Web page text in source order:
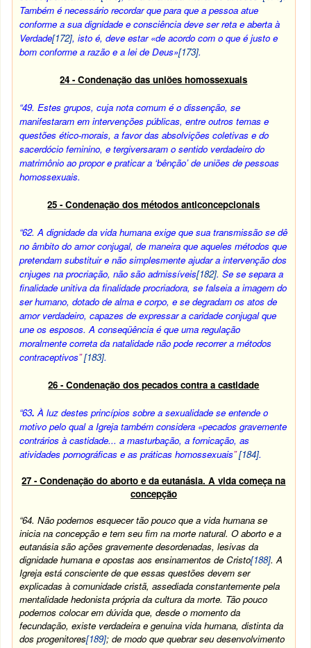
Também é necessário recordar que para que a pessoa atue
conforme a sua dignidade e consciência deve ser reta e aberta à
Verdade[172], isto é, deve estar «de acordo com o que é justo e
bom conforme a razão e a lei de Deus»[173].
24 - Condenação das uniões homossexuais
“49. Estes grupos, cuja nota comum é o dissenção, se
manifestaram em intervenções públicas, entre outros temas e
questões ético-morais, a favor das absolvições coletivas e do
sacerdócio feminino, e tergiversaram o sentido verdadeiro do
matrimônio ao propor e praticar a ‘bênção’ de uniões de pessoas
homossexuais.
25 - Condenação dos métodos anticoncepcionais
“62. A dignidade da vida humana exige que sua transmissão se dê
no âmbito do amor conjugal, de maneira que aqueles métodos que
pretendam substituir e não simplesmente ajudar a intervenção dos
cnjuges na procriação, não são admissíveis[182]. Se se separa a
finalidade unitiva da finalidade procriadora, se falseia a imagem do
ser humano, dotado de alma e corpo, e se degradam os atos de
amor verdadeiro, capazes de expressar a caridade conjugal que
une os esposos. A conseqüência é que uma regulação
moralmente correta da natalidade não pode recorrer a métodos
contraceptivos”[183].
26 - Condenação dos pecados contra a castidade
“63.À luz destes princípios sobre a sexualidade se entende o
motivo pelo qual a Igreja também considera «pecados gravemente
contrários à castidade... a masturbação, a fornicação, as
atividades pornográficas e as práticas homossexuais”[184].
27 - Condenação do aborto e da eutanásia. A vida começa na
concepção
“64. Não podemos esquecer tão pouco que a vida humana se
inicia na concepção e tem seu fim na morte natural. O aborto e a
eutanásia são ações gravemente desordenadas, lesivas da
dignidade humana e opostas aos ensinamentos de Cristo[188]. A
Igreja está consciente de que essas questões devem ser
explicadas à comunidade cristã, assediada constantemente pela
mentalidade hedonista própria da cultura da morte. Tão pouco
podemos colocar em dúvida que, desde o momento da
fecundação, existe verdadeira e genuina vida humana, distinta da
dos progenitores[189]; de modo que quebrar seu desenvolvimento